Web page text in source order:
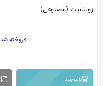
زولتانیت (مصنوعی)
فروخته شد
ناموجود